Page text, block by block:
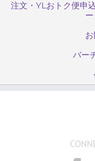
注文・YLおトク便申
ー
バー